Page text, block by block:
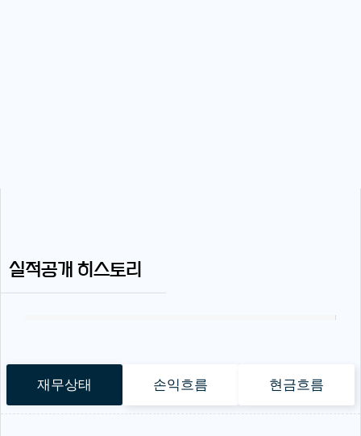
실적공개 히스토리
재무상태 손익흐름 현금흐름